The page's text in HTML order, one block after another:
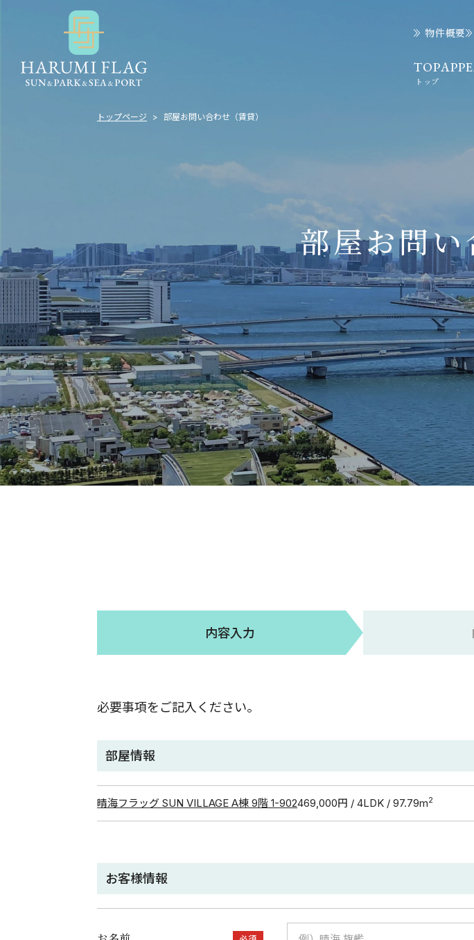
物件概要
TOP
トップ
トップページ 部屋お問い合わせ（賃貸）
部屋お問
内容入力
必要事項をご記入ください。
部屋情報
晴海フラッグ SUN VILLAGE A棟 9階 1-902469,000円 / 4LDK / 97.79m2
お客様情報